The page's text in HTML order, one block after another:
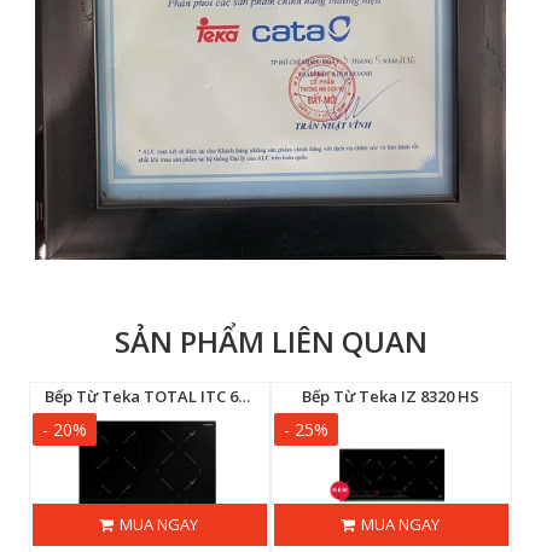
SẢN PHẨM LIÊN QUAN
Bếp Từ Teka TOTAL ITC 64630 BK MST
- 20%
MUA NGAY
Bếp Từ Teka IZ 8320 HS
- 25%
MUA NGAY